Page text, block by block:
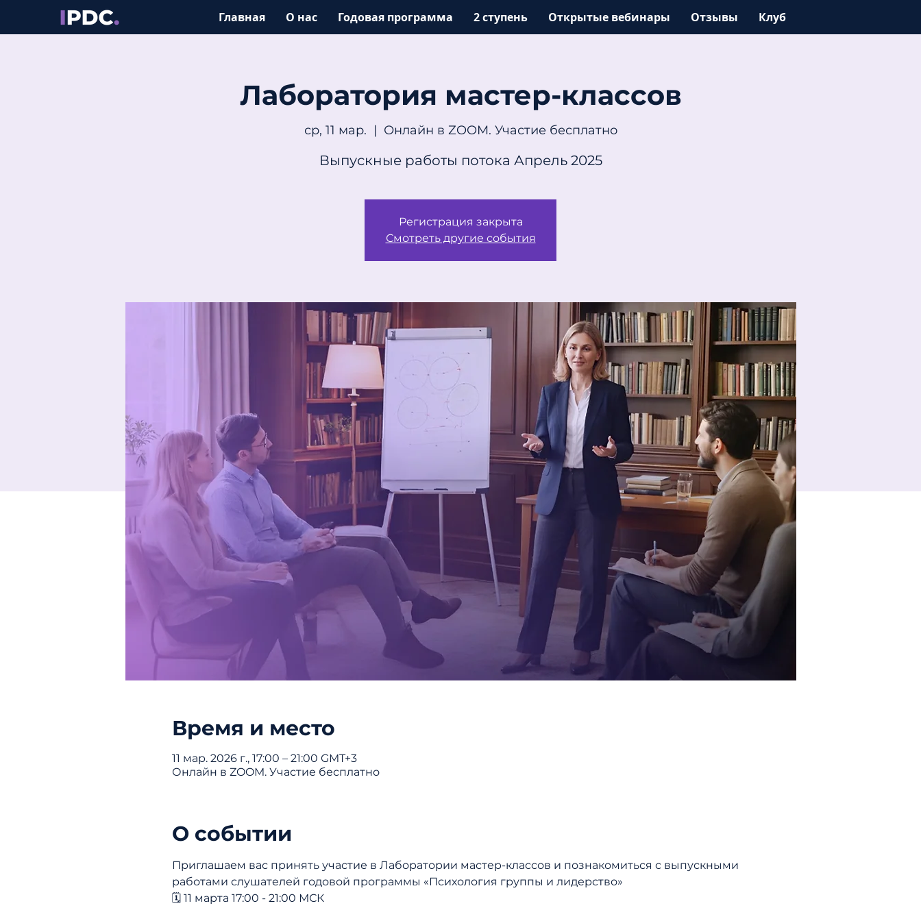
Главная О нас Годовая программа 2 ступень Открытые вебинары Отзывы Клуб
Лаборатория мастер-классов
ср, 11 мар.
  |
Онлайн в ZOOM. Участие бесплатно
Выпускные работы потока Апрель 2025
Регистрация закрыта
Смотреть другие события
Время и место
11 мар. 2026 г., 17:00 – 21:00 GMT+3
Онлайн в ZOOM. Участие бесплатно
О событии
Приглашаем вас принять участие в Лаборатории мастер-классов и познакомиться с выпускными
работами слушателей годовой программы «Психология группы и лидерство»
🗓️ 11 марта 17:00 - 21:00 МСК